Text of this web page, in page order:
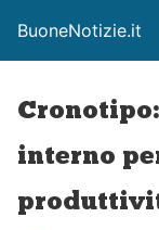
BuoneNotizie.it
interno